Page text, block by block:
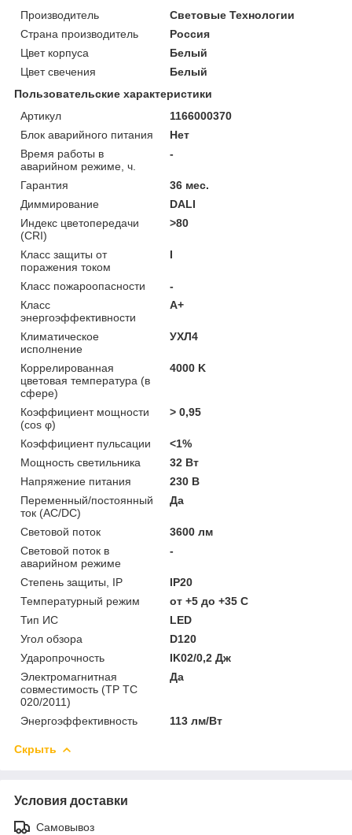
Производитель
Световые Технологии
Страна производитель
Россия
Цвет корпуса
Белый
Цвет свечения
Белый
Пользовательские характеристики
Артикул
1166000370
Блок аварийного питания
Нет
Время работы в
аварийном режиме, ч.
-
Гарантия
36 мес.
Диммирование
DALI
Индекс цветопередачи
(CRI)
>80
Класс защиты от
поражения током
I
Класс пожароопасности
-
Класс
энергоэффективности
A+
Климатическое
исполнение
УХЛ4
Коррелированная
цветовая температура (в
сфере)
4000 K
Коэффициент мощности
(cos φ)
> 0,95
Коэффициент пульсации
<1%
Мощность светильника
32 Вт
Напряжение питания
230 В
Переменный/постоянный
ток (AC/DC)
Да
Световой поток
3600 лм
Световой поток в
аварийном режиме
-
Степень защиты, IP
IP20
Температурный режим
от +5 до +35 C
Тип ИС
LED
Угол обзора
D120
Ударопрочность
IK02/0,2 Дж
Электромагнитная
совместимость (ТР ТС
020/2011)
Да
Энергоэффективность 113 лм/Вт
Скрыть
Условия доставки
Самовывоз